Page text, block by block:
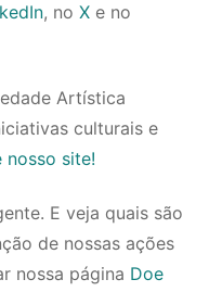
, no X e no
Artística
culturais e
nosso site!
E veja quais são
de nossas ações
nossa página Doe